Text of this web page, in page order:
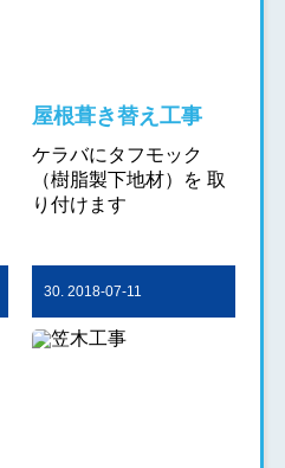
屋根葺き替え工事
ケラバにタフモック
（樹脂製下地材）を 取
り付けます
30. 2018-07-11